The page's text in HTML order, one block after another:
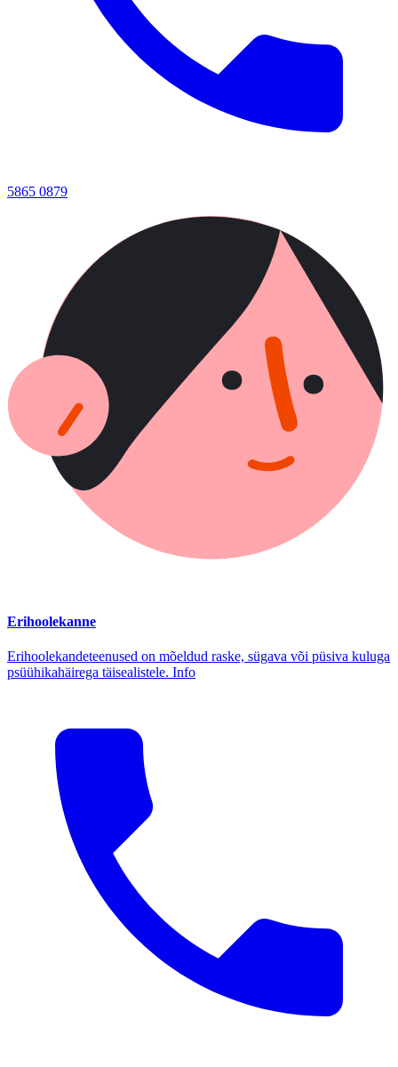
5865 0879
Erihoolekanne
Erihoolekandeteenused on mõeldud raske, sügava või püsiva kuluga
psüühikahäirega täisealistele. Info